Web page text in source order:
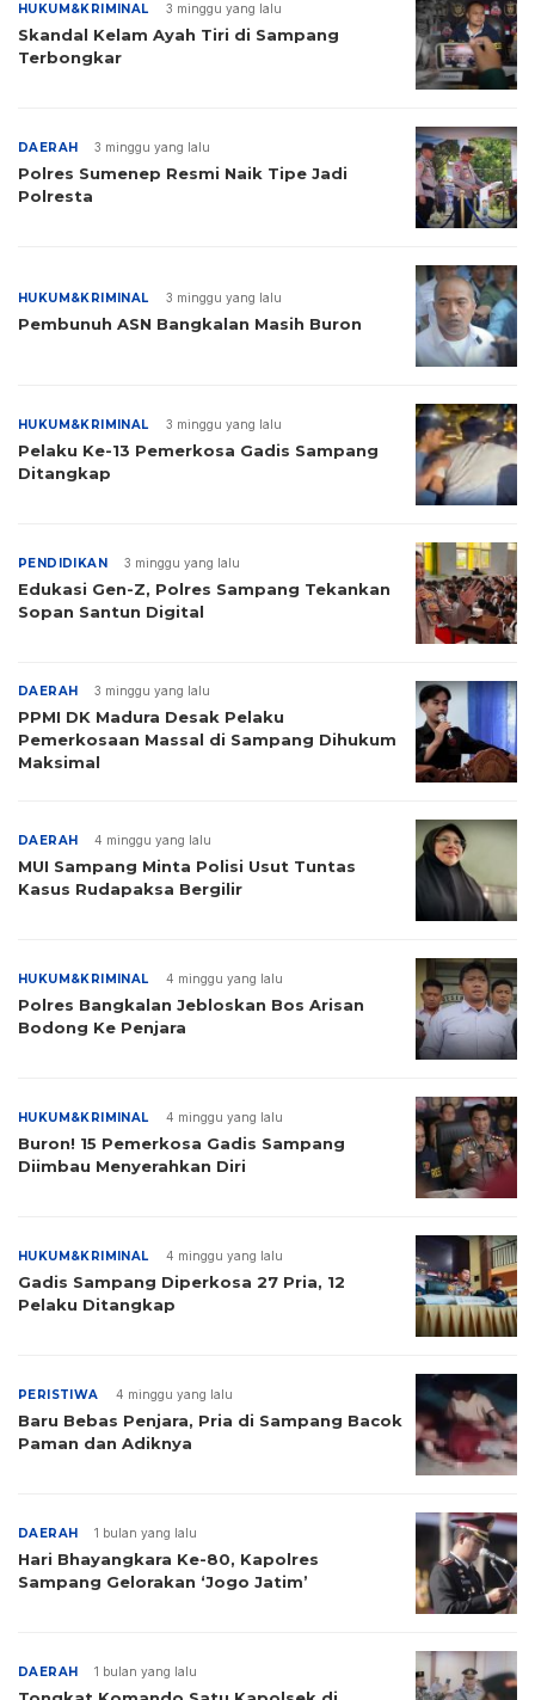
HUKUM&KRIMINAL 3 minggu yang lalu
Skandal Kelam Ayah Tiri di Sampang
Terbongkar
DAERAH 3 minggu yang lalu
Polres Sumenep Resmi Naik Tipe Jadi
Polresta
HUKUM&KRIMINAL 3 minggu yang lalu
Pembunuh ASN Bangkalan Masih Buron
HUKUM&KRIMINAL 3 minggu yang lalu
Pelaku Ke-13 Pemerkosa Gadis Sampang
Ditangkap
PENDIDIKAN 3 minggu yang lalu
Edukasi Gen-Z, Polres Sampang Tekankan
Sopan Santun Digital
DAERAH 3 minggu yang lalu
PPMI DK Madura Desak Pelaku
Pemerkosaan Massal di Sampang Dihukum
Maksimal
DAERAH 4 minggu yang lalu
MUI Sampang Minta Polisi Usut Tuntas
Kasus Rudapaksa Bergilir
HUKUM&KRIMINAL 4 minggu yang lalu
Polres Bangkalan Jebloskan Bos Arisan
Bodong Ke Penjara
HUKUM&KRIMINAL 4 minggu yang lalu
Buron! 15 Pemerkosa Gadis Sampang
Diimbau Menyerahkan Diri
HUKUM&KRIMINAL 4 minggu yang lalu
Gadis Sampang Diperkosa 27 Pria, 12
Pelaku Ditangkap
PERISTIWA 4 minggu yang lalu
Baru Bebas Penjara, Pria di Sampang Bacok
Paman dan Adiknya
DAERAH 1 bulan yang lalu
Hari Bhayangkara Ke-80, Kapolres
Sampang Gelorakan ‘Jogo Jatim’
DAERAH 1 bulan yang lalu